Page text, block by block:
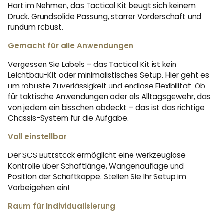
Hart im Nehmen, das Tactical Kit beugt sich keinem
Druck. Grundsolide Passung, starrer Vorderschaft und
rundum robust.
Gemacht für alle Anwendungen
Vergessen Sie Labels – das Tactical Kit ist kein
Leichtbau-Kit oder minimalistisches Setup. Hier geht es
um robuste Zuverlässigkeit und endlose Flexibilität. Ob
für taktische Anwendungen oder als Alltagsgewehr, das
von jedem ein bisschen abdeckt – das ist das richtige
Chassis-System für die Aufgabe.
Voll einstellbar
Der SCS Buttstock ermöglicht eine werkzeuglose
Kontrolle über Schaftlänge, Wangenauflage und
Position der Schaftkappe. Stellen Sie Ihr Setup im
Vorbeigehen ein!
Raum für Individualisierung